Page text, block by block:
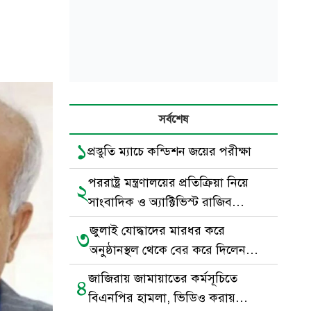
সর্বশেষ
১প্রস্তুতি ম্যাচে কন্ডিশন জয়ের পরীক্ষা
২পররাষ্ট্র মন্ত্রণালয়ের প্রতিক্রিয়া নিয়ে
সাংবাদিক ও অ্যাক্টিভিস্ট রাজিব
আহমদের বিশ্লেষণধর্মী পোস্ট
৩জুলাই যোদ্ধাদের মারধর করে
অনুষ্ঠানস্থল থেকে বের করে দিলেন
বিএনপি নেতা-কর্মীরা
৪জাজিরায় জামায়াতের কর্মসূচিতে
বিএনপির হামলা, ভিডিও করায়